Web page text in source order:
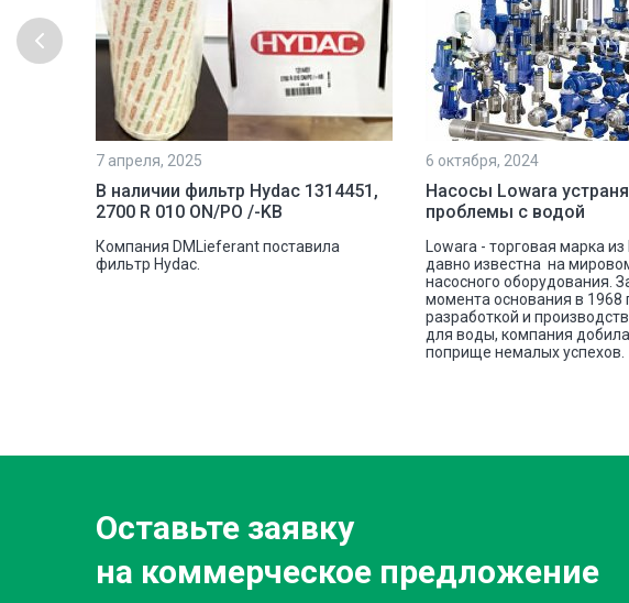
7 апреля, 2025
В наличии фильтр Hydac 1314451,
2700 R 010 ON/PO /-KB
Компания DMLieferant поставила
фильтр Hydac.
6 октября, 2024
Насосы Lowara
проблемы с водой
Lowara - торговая марка
давно известна на
насосного оборудования.
момента основания в 1968
разработкой и
для воды, компания
поприще немалых успехов.
Оставьте заявку
на коммерческое предложение